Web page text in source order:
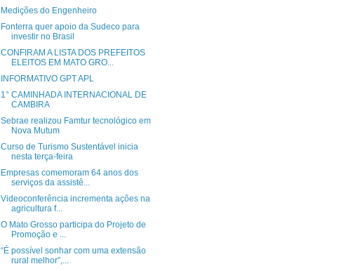
Medições do Engenheiro
Fonterra quer apoio da Sudeco para
investir no Brasil
CONFIRAM A LISTA DOS PREFEITOS
ELEITOS EM MATO GRO...
INFORMATIVO GPT APL
1° CAMINHADA INTERNACIONAL DE
CAMBIRA
Sebrae realizou Famtur tecnológico em
Nova Mutum
Curso de Turismo Sustentável inicia
nesta terça-feira
Empresas comemoram 64 anos dos
serviços da assistê...
Videoconferência incrementa ações na
agricultura f...
O Mato Grosso participa do Projeto de
Promoção e ...
“É possível sonhar com uma extensão
rural melhor”,...